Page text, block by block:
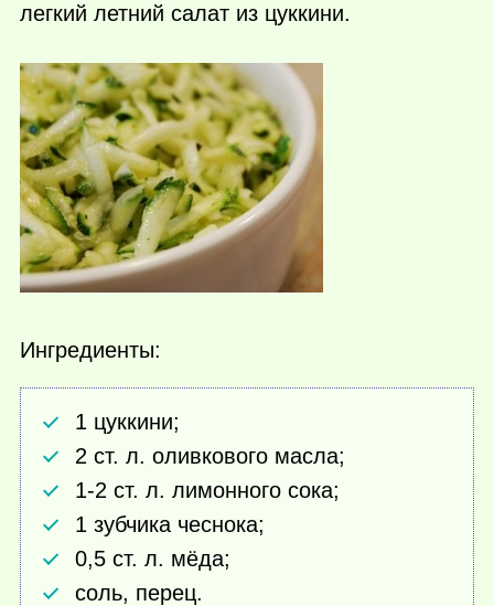
легкий летний салат из цуккини.
Ингредиенты:
1 цуккини;
2 ст. л. оливкового масла;
1-2 ст. л. лимонного сока;
1 зубчика чеснока;
0,5 ст. л. мёда;
соль, перец.